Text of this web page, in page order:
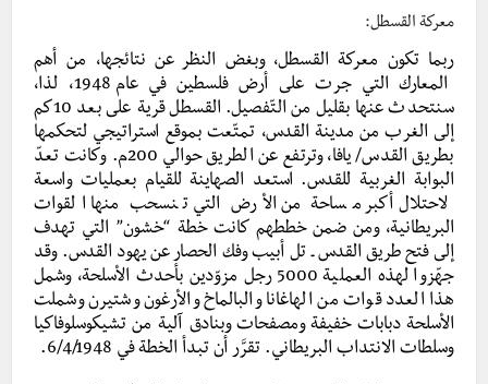
معركة القسطل:
ربما تكون معركة القسطل، وبغض النظر عن نتائجها، من أهم
المعارك التي جرت على أرض فلسطين في عام 1948، لذا،
سنتحدث عنها بقليل من التّفصيل. القسطل قرية على بعد 10كم
إلى الغرب من مدينة القدس، تمتّعت بموقع استراتيجي لتحكمها
بطريق القدس/ يافا، وترتفع عن الطريق حوالي 200م. وكانت تعدّ
البوابة الغربية للقدس. استعد الصهاينة للقيام بعمليات واسعة
لاحتلال أكبر مساحة من الأرض التي تنسحب منها القوات
البريطانية، ومن ضمن خططهم كانت خطة “خشون” التي تهدف
إلى فتح طريق القدس ـ تل أبيب وفك الحصار عن يهود القدس. وقد
جهّزوا لهذه العملية 5000 رجل مزوّدين بأحدث الأسلحة، وشمل
هذا العدد قوات من الهاغانا والبالماخ والأرغون وشتيرن وشملت
الأسلحة دبابات خفيفة ومصفحات وبنادق آلية من تشيكوسلوفاكيا
وسلطات الانتداب البريطاني. تقرَّر أن تبدأ الخطة في 6/4/1948.